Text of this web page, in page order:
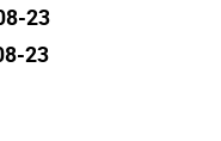
23
23